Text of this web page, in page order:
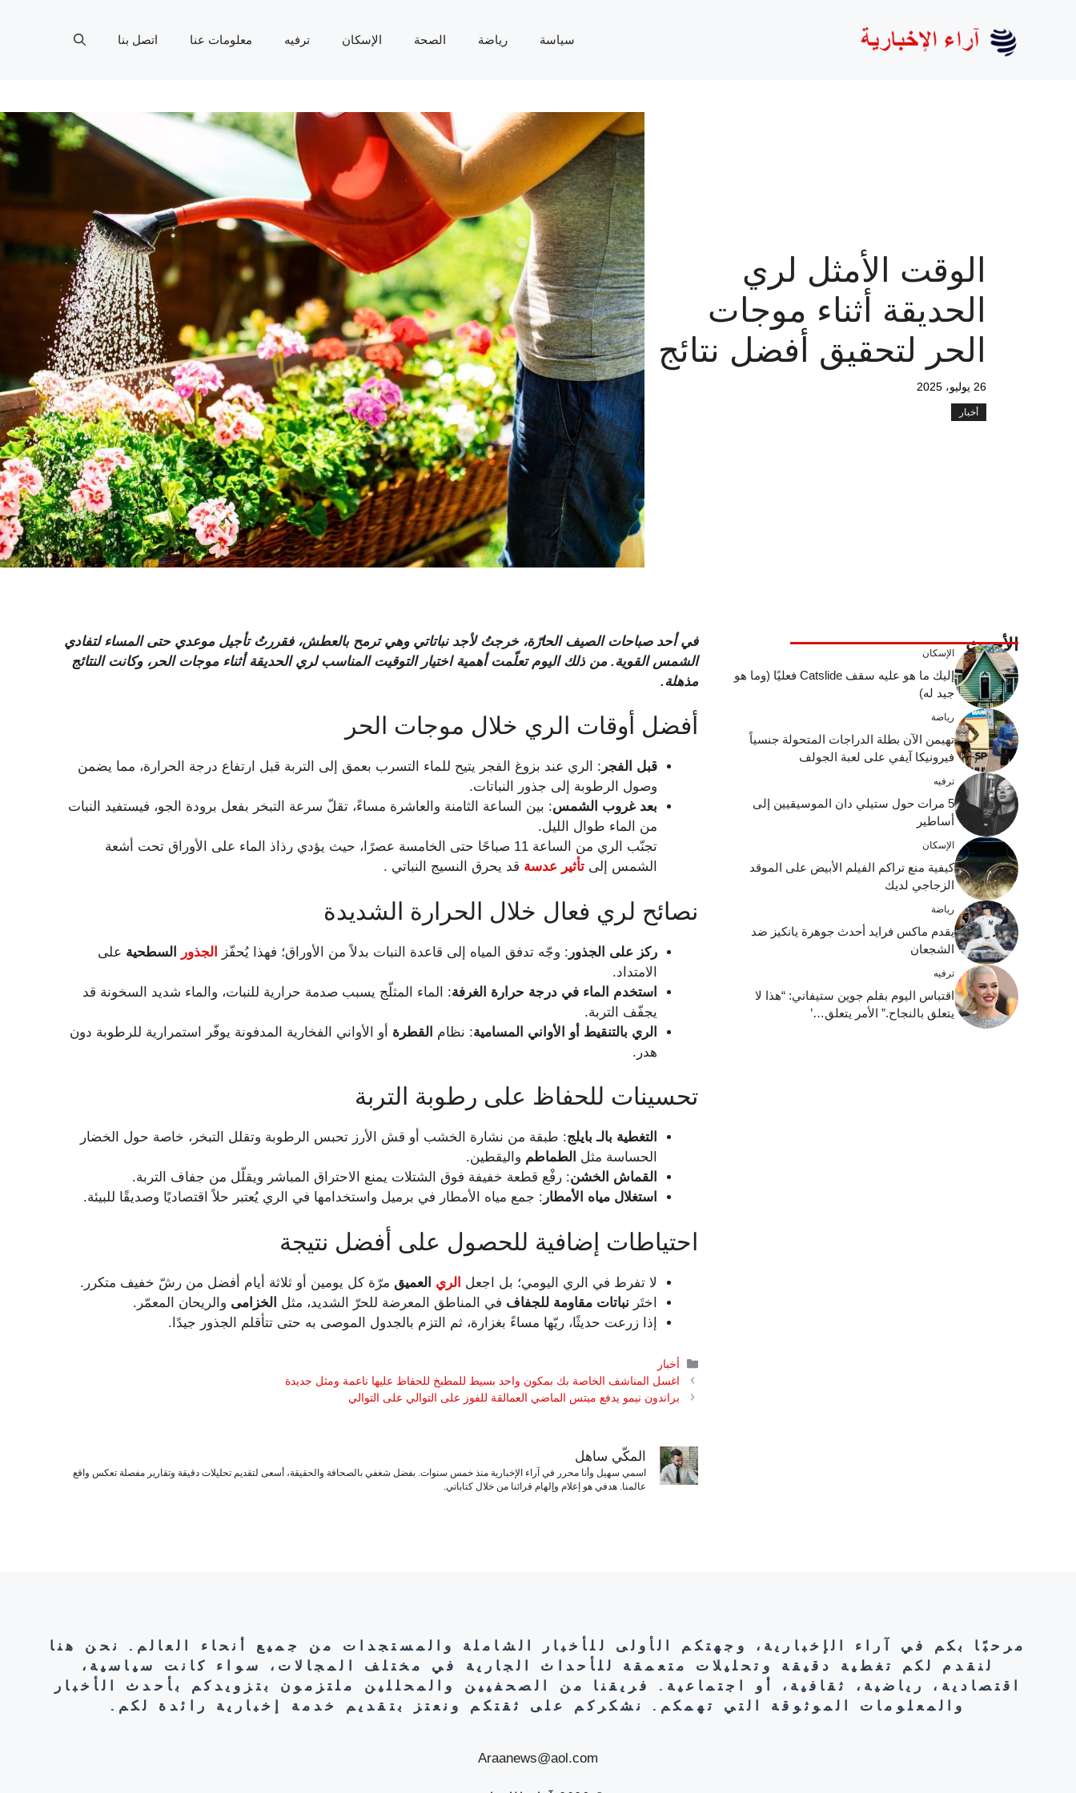
سياسة رياضة الصحة الإسكان ترفيه معلومات عنا اتصل بنا
الوقت الأمثل لري
الحديقة أثناء موجات
الحر لتحقيق أفضل نتائج
26 يوليو، 2025
أخبار
في أحد صباحات الصيف الحارّة، خرجتُ لأجد نباتاتي وهي ترمح بالعطش، فقررتُ تأجيل موعدي حتى المساء لتفادي
الشمس القوية. من ذلك اليوم تعلّمت أهمية اختيار التوقيت المناسب لري الحديقة أثناء موجات الحر، وكانت النتائج
مذهلة.
أفضل أوقات الري خلال موجات الحر
قبل الفجر : الري عند بزوغ الفجر يتيح للماء التسرب بعمق إلى التربة قبل ارتفاع درجة الحرارة، مما يضمن
وصول الرطوبة إلى جذور النباتات.
بعد غروب الشمس: بين الساعة الثامنة والعاشرة مساءً، تقلّ سرعة التبخر بفعل برودة الجو، فيستفيد النبات
من الماء طوال الليل.
تجنّب الري من الساعة 11 صباحًا حتى الخامسة عصرًا، حيث يؤدي رذاذ الماء على الأوراق تحت أشعة
الشمس إلى تأثير عدسة قد يحرق النسيج النباتي .
نصائح لري فعال خلال الحرارة الشديدة
ركز على الجذور : وجّه تدفق المياه إلى قاعدة النبات بدلاً من الأوراق؛ فهذا يُحفّز الجذور السطحية على
الامتداد.
استخدم الماء في درجة حرارة الغرفة: الماء المثلّج يسبب صدمة حرارية للنبات، والماء شديد السخونة قد
يجفّف التربة.
الري بالتنقيط أو الأواني المسامية: نظام القطرة أو الأواني الفخارية المدفونة يوفّر استمرارية للرطوبة دون
هدر.
تحسينات للحفاظ على رطوبة التربة
التغطية بالـ بايلج: طبقة من نشارة الخشب أو قش الأرز تحبس الرطوبة وتقلل التبخر، خاصة حول الخضار
الحساسة مثل الطماطم واليقطين.
القماش الخشن: رفْع قطعة خفيفة فوق الشتلات يمنع الاحتراق المباشر ويقلّل من جفاف التربة.
استغلال مياه الأمطار : جمع مياه الأمطار في برميل واستخدامها في الري يُعتبر حلاً اقتصاديًا وصديقًا للبيئة.
احتياطات إضافية للحصول على أفضل نتيجة
لا تفرط في الري اليومي؛ بل اجعل الري العميق مرّة كل يومين أو ثلاثة أيام أفضل من رشّ خفيف متكرر.
اختَر نباتات مقاومة للجفاف في المناطق المعرضة للحرّ الشديد، مثل الخزامى والريحان المعمّر.
إذا زرعت حديثًا، ريّها مساءً بغزارة، ثم التزم بالجدول الموصى به حتى تتأقلم الجذور جيدًا.
التصنيفات
أخبار
اغسل المناشف الخاصة بك بمكون واحد بسيط للمطبخ للحفاظ عليها ناعمة ومثل جديدة
براندون نيمو يدفع ميتس الماضي العمالقة للفوز على التوالي على التوالي
المكّي ساهل
اسمي سهيل وأنا محرر في آراء الإخبارية منذ خمس سنوات. بفضل شغفي بالصحافة والحقيقة، أسعى لتقديم تحليلات دقيقة وتقارير مفصلة تعكس واقع
عالمنا. هدفي هو إعلام وإلهام قرائنا من خلال كتاباتي.
الأحدث الإسكان
إليك ما هو عليه سقف Catslide فعليًا (وما هو
جيد له)
رياضة
تهيمن الآن بطلة الدراجات المتحولة جنسياً
فيرونيكا آيفي على لعبة الجولف
ترفيه
5 مرات حول ستيلي دان الموسيقيين إلى
أساطير
الإسكان
كيفية منع تراكم الفيلم الأبيض على الموقد
الزجاجي لديك
رياضة
يقدم ماكس فرايد أحدث جوهرة يانكيز ضد
الشجعان
ترفيه
اقتباس اليوم بقلم جوين ستيفاني: “هذا لا
يتعلق بالنجاح.” الأمر يتعلق…’
مرحبًا بكم في آراء الإخبارية، وجهتكم الأولى للأخبار الشاملة والمستجدات من جميع أنحاء العالم. نحن هنا
لنقدم لكم تغطية دقيقة وتحليلات متعمقة للأحداث الجارية في مختلف المجالات، سواء كانت سياسية،
اقتصادية، رياضية، ثقافية، أو اجتماعية. فريقنا من الصحفيين والمحللين ملتزمون بتزويدكم بأحدث الأخبار
والمعلومات الموثوقة التي تهمكم. نشكركم على ثقتكم ونعتز بتقديم خدمة إخبارية رائدة لكم.
Araanews@aol.com